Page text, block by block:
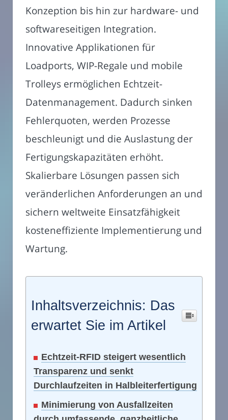
Konzeption bis hin zur hardware- und
softwareseitigen Integration.
Innovative Applikationen für
Loadports, WIP-Regale und mobile
Trolleys ermöglichen Echtzeit-
Datenmanagement. Dadurch sinken
Fehlerquoten, werden Prozesse
beschleunigt und die Auslastung der
Fertigungskapazitäten erhöht.
Skalierbare Lösungen passen sich
veränderlichen Anforderungen an und
sichern weltweite Einsatzfähigkeit
kosteneffiziente Implementierung und
Wartung.
Inhaltsverzeichnis: Das
erwartet Sie im Artikel
Echtzeit-RFID steigert wesentlich
Transparenz und senkt
Durchlaufzeiten in Halbleiterfertigung
Minimierung von Ausfallzeiten